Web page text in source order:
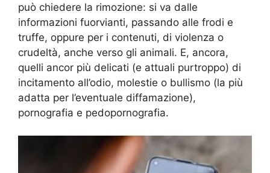
può chiedere la rimozione: si va dalle
informazioni fuorvianti, passando alle frodi e
truffe, oppure per i contenuti, di violenza o
crudeltà, anche verso gli animali. E, ancora,
quelli ancor più delicati (e attuali purtroppo) di
incitamento all’odio, molestie o bullismo (la più
adatta per l’eventuale diffamazione),
pornografia e pedopornografia.